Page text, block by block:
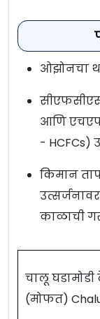
ओझोनचा
आणि
- HCFCs)
किमान
काळाची
चालू
(मोफत)